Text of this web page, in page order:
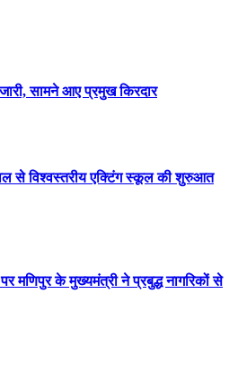
सामने आए प्रमुख किरदार
से विश्वस्तरीय एक्टिंग स्कूल की शुरुआत
मणिपुर के मुख्यमंत्री ने प्रबुद्ध नागरिकों से